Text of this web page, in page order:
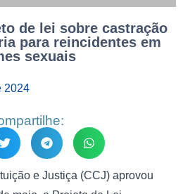
de lei sobre castração
para reincidentes em
sexuais
2024
e Justiça (CCJ) aprovou